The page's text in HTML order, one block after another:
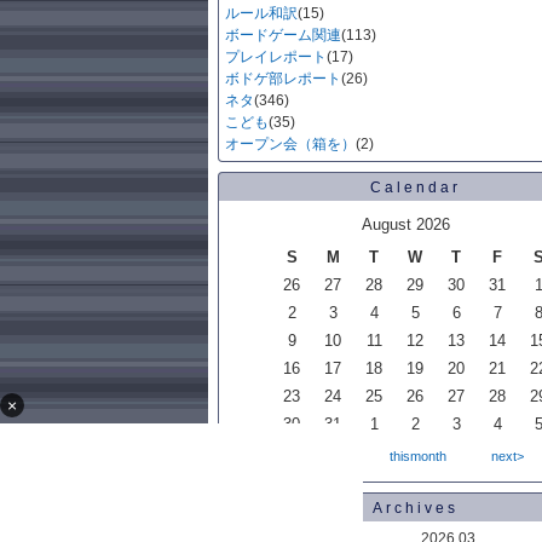
×
ルール和訳(15)
ボードゲーム関連(113)
プレイレポート (17)
ボドゲ部レポート (26)
ネタ(346)
こども(35)
オープン会（箱を） (2)
Calendar
August 2026
S
M T W T F
S
26
27 28 29 30 31
1
2
3 4 5 6 7
8
9
10 11 12 13 14
16
17 18 19 20 21
23
24 25 26 27 28
30
31 1 2 3 4 5
thismonth next>
Archives
2026.03